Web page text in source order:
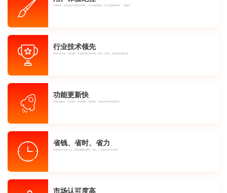
无需编程，可视化操作功能自助搭配，个性化编辑排版。行业主题模板丰富，一键制作
行业技术领先
源生语言开发，完美适配，另有源码独立部署版，支持二次开发，实现功能无限扩展
功能更新快
多种功能组件，交友聊天、在线客服、自营电商、信息发布插件持续更新中
省钱、省时、省力
无需找APP开发公司、无需自建团队费用、时间、人力成本均可节省90%
市场认可度高